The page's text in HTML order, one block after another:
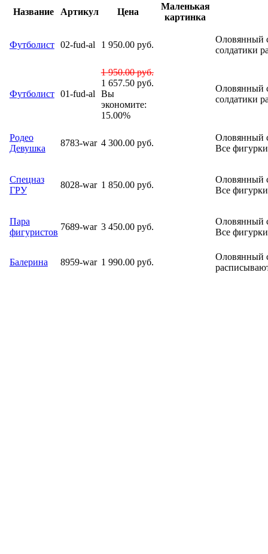
Название Артикул Цена
Маленькая
картинка
Футболист 02-fud-al 1 950.00 руб.
Оловянный
солдатики
Футболист 01-fud-al
1 950.00 руб.
1 657.50 руб.
Вы
экономите:
15.00%
Оловянный
солдатики
Родео
Девушка
8783-war 4 300.00 руб.
Оловянный
Все
Спецназ
ГРУ
8028-war 1 850.00 руб.
Оловянный
Все
Пара
фигуристов
7689-war 3 450.00 руб.
Оловянный
Все
Балерина 8959-war 1 990.00 руб.
Оловянный